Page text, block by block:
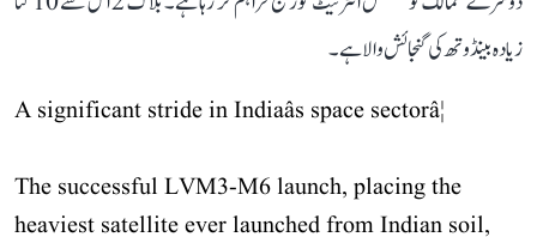
زیادہ بینڈوتھ کی گنجائش والا ہے۔
A significant stride in Indiaâs space sectorâ¦
The successful LVM3-M6 launch, placing the
heaviest satellite ever launched from Indian soil,